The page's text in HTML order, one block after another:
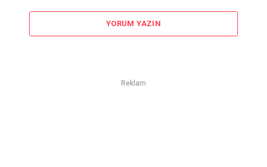
YORUM YAZIN
Reklam